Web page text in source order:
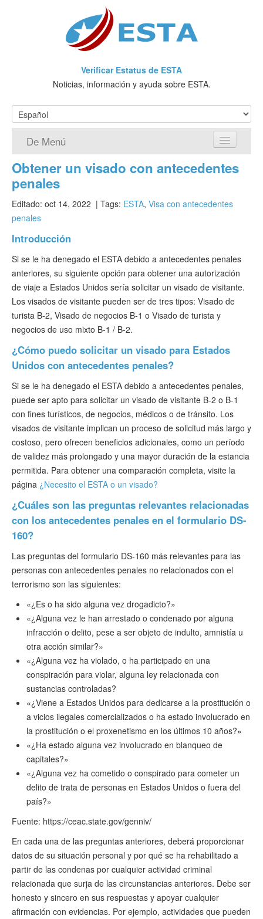
Verificar Estatus de ESTA
Noticias, información y ayuda sobre ESTA.
De Menú
Página de inicio
¿Qué es ESTA?
VWP
Verificar ESTA
ESTA Información
Contacto
Obtener un visado con antecedentes
penales
Editado: oct 14, 2022 | Tags: ESTA, Visa con antecedentes
penales
Introducción
Si se le ha denegado el ESTA debido a antecedentes penales
anteriores, su siguiente opción para obtener una autorización
de viaje a Estados Unidos sería solicitar un visado de visitante.
Los visados de visitante pueden ser de tres tipos: Visado de
turista B-2, Visado de negocios B-1 o Visado de turista y
negocios de uso mixto B-1 / B-2.
¿Cómo puedo solicitar un visado para Estados
Unidos con antecedentes penales?
Si se le ha denegado el ESTA debido a antecedentes penales,
puede ser apto para solicitar un visado de visitante B-2 o B-1
con fines turísticos, de negocios, médicos o de tránsito. Los
visados de visitante implican un proceso de solicitud más largo y
costoso, pero ofrecen beneficios adicionales, como un período
de validez más prolongado y una mayor duración de la estancia
permitida. Para obtener una comparación completa, visite la
página ¿Necesito el ESTA o un visado?
¿Cuáles son las preguntas relevantes relacionadas
con los antecedentes penales en el formulario DS-
160?
Las preguntas del formulario DS-160 más relevantes para las
personas con antecedentes penales no relacionados con el
terrorismo son las siguientes:
«¿Es o ha sido alguna vez drogadicto?»
«¿Alguna vez le han arrestado o condenado por alguna
infracción o delito, pese a ser objeto de indulto, amnistía u
otra acción similar?»
«¿Alguna vez ha violado, o ha participado en una
conspiración para violar, alguna ley relacionada con
sustancias controladas?
«¿Viene a Estados Unidos para dedicarse a la prostitución o
a vicios ilegales comercializados o ha estado involucrado en
la prostitución o el proxenetismo en los últimos 10 años?»
«¿Ha estado alguna vez involucrado en blanqueo de
capitales?»
«¿Alguna vez ha cometido o conspirado para cometer un
delito de trata de personas en Estados Unidos o fuera del
país?»
Fuente: https://ceac.state.gov/genniv/
En cada una de las preguntas anteriores, deberá proporcionar
datos de su situación personal y por qué se ha rehabilitado a
partir de las condenas por cualquier actividad criminal
relacionada que surja de las circunstancias anteriores. Debe ser
honesto y sincero en sus respuestas y apoyar cualquier
afirmación con evidencias. Por ejemplo, actividades que pueden